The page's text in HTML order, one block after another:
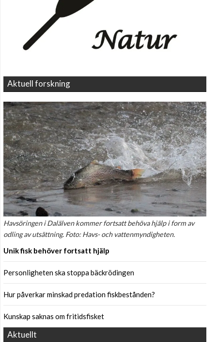
Aktuell forskning
Havsöringen i Dalälven kommer fortsatt behöva hjälp i form av
odling av utsättning. Foto: Havs- och vattenmyndigheten.
Unik fisk behöver fortsatt hjälp
Personligheten ska stoppa bäckrödingen
Hur påverkar minskad predation fiskbestånden?
Kunskap saknas om fritidsfisket
Aktuellt